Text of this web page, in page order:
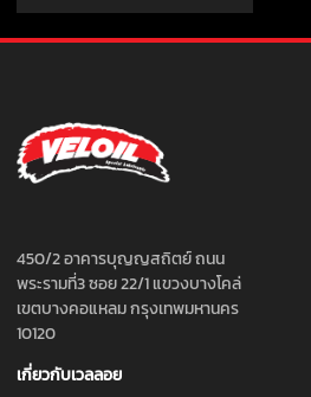
450/2 อาคารบุญญสถิตย์ ถนน
พระรามที่3 ซอย 22/1 แขวงบางโคล่
เขตบางคอแหลม กรุงเทพมหานคร
10120
เกี่ยวกับเวลลอย